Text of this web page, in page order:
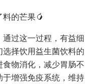
的芒果🥭
过这一过程，有益细
择饮用益生菌饮料的
物消化，减少胃肠不
增强免疫系统，维持